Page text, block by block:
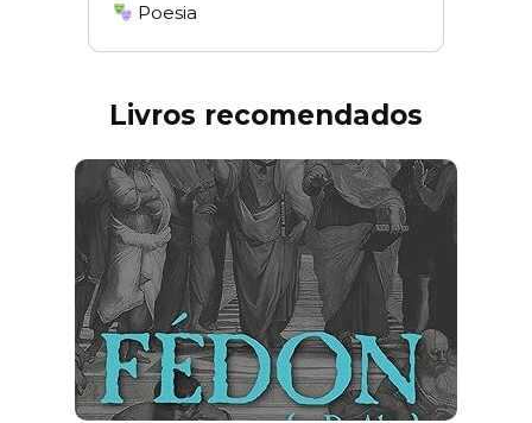
Poesia
Livros recomendados